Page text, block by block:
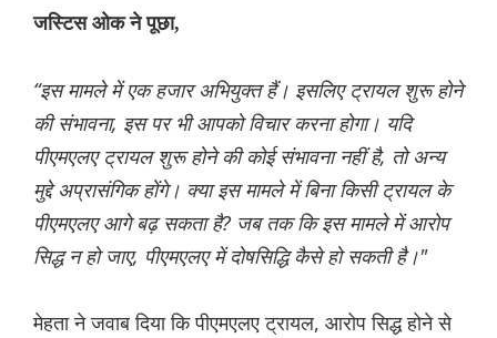
जस्टिस ओक ने पूछा,
“इस मामले में एक हजार अभियुक्त हैं। इसलिए ट्रायल शुरू होने
की संभावना, इस पर भी आपको विचार करना होगा। यदि
पीएमएलए ट्रायल शुरू होने की कोई संभावना नहीं है, तो अन्य
मुद्दे अप्रासंगिक होंगे। क्या इस मामले में बिना किसी ट्रायल के
पीएमएलए आगे बढ़ सकता है? जब तक कि इस मामले में आरोप
सिद्ध न हो जाए, पीएमएलए में दोषसिद्धि कैसे हो सकती है।"
मेहता ने जवाब दिया कि पीएमएलए ट्रायल, आरोप सिद्ध होने से